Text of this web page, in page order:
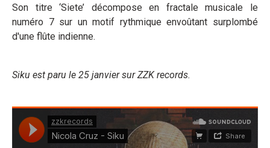
Son titre ‘Siete’ décompose en fractale musicale le
numéro 7 sur un motif rythmique envoûtant surplombé
d'une flûte indienne.
Siku est paru le 25 janvier sur ZZK records.